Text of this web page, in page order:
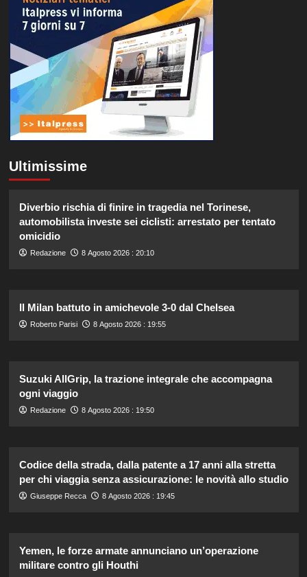
Ultimissime
Diverbio rischia di finire in tragedia nel Torinese,
automobilista investe sei ciclisti: arrestato per tentato
omicidio
Redazione 8 Agosto 2026 : 20:10
Il Milan battuto in amichevole 3-0 dal Chelsea
Roberto Parisi 8 Agosto 2026 : 19:55
Suzuki AllGrip, la trazione integrale che accompagna
ogni viaggio
Redazione 8 Agosto 2026 : 19:50
Codice della strada, dalla patente a 17 anni alla stretta
per chi viaggia senza assicurazione: le novità allo studio
Giuseppe Recca 8 Agosto 2026 : 19:45
Yemen, le forze armate annunciano un’operazione
militare contro gli Houthi